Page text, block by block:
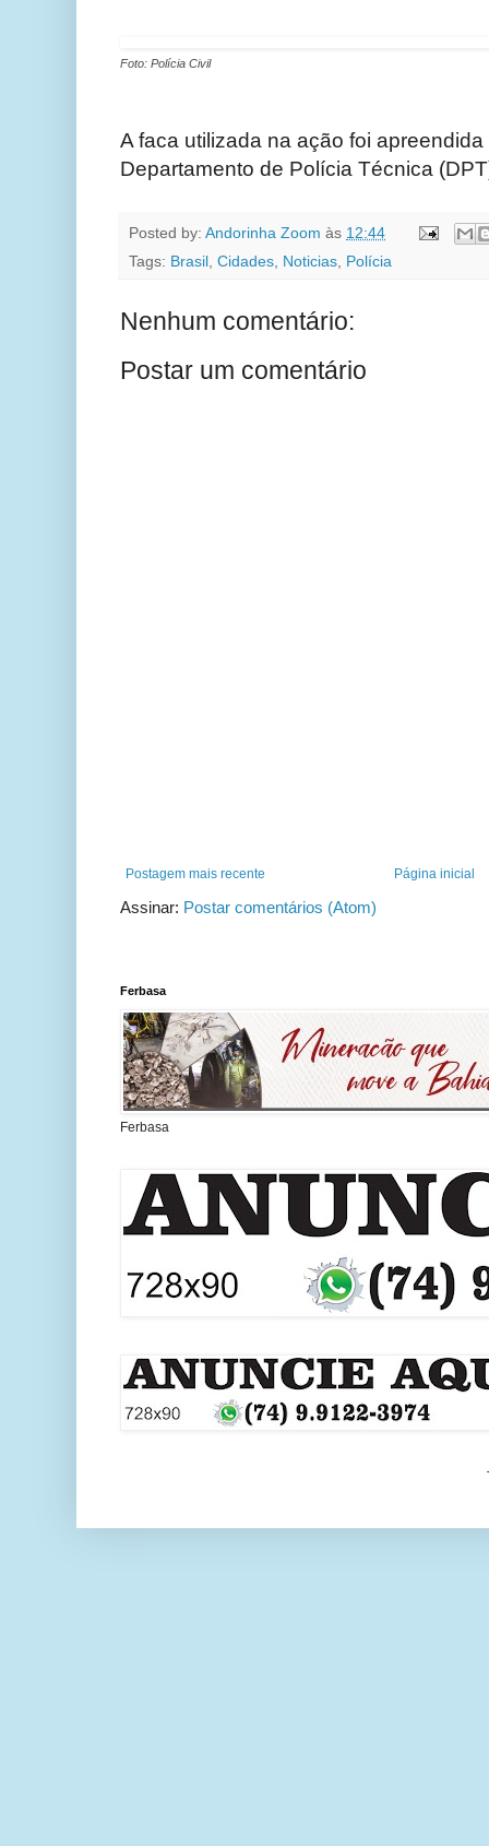
Foto: Polícia Civil
A faca utilizada na ação foi
Departamento de Polícia Técnica
Posted by: Andorinha Zoom às 12:44
Tags: Brasil , Cidades, Noticias, Polícia
Nenhum comentário:
Postar um comentário
Postagem mais recente Página inicial
Assinar: Postar comentários (Atom)
Ferbasa
Ferbasa